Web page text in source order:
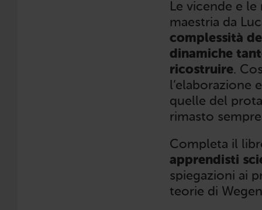
Le vicende e
maestria da
complessità
dinamiche
ricostruire.
l’elaborazione
quelle del
rimasto
Completa il
apprendisti
spiegazioni ai
teorie di